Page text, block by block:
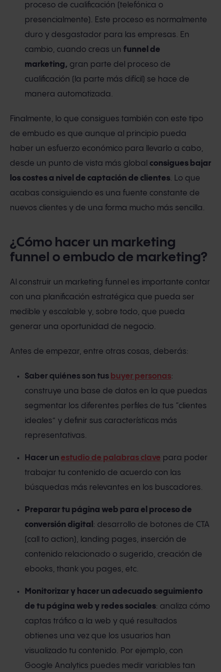
proceso de cualificación (telefónica o
presencialmente). Este proceso es normalmente
duro y desgastador para las empresas. En
cambio, cuando creas un funnel de
marketing, gran parte del proceso de
cualificación (la parte más difícil) se hace de
manera automatizada.
Finalmente, lo que consigues también con este tipo
de embudo es que aunque al principio pueda
haber un esfuerzo económico para llevarlo a cabo,
desde un punto de vista más global consigues bajar
los costes a nivel de captación de clientes. Lo que
acabas consiguiendo es una fuente constante de
nuevos clientes y de una forma mucho más sencilla.
¿Cómo hacer un marketing
funnel o embudo de marketing?
Al construir un marketing funnel es importante contar
con una planificación estratégica que pueda ser
medible y escalable y, sobre todo, que pueda
generar una oportunidad de negocio.
Antes de empezar, entre otras cosas, deberás:
Saber quiénes son tus buyer personas:
construye una base de datos en la que puedas
segmentar los diferentes perfiles de tus “clientes
ideales” y definir sus características más
representativas.
Hacer un estudio de palabras clave para poder
trabajar tu contenido de acuerdo con las
búsquedas más relevantes en los buscadores.
Preparar tu página web para el proceso de
conversión digital : desarrollo de botones de CTA
(call to action), landing pages, inserción de
contenido relacionado o sugerido, creación de
ebooks, thank you pages, etc.
Monitorizar y hacer un adecuado seguimiento
de tu página web y redes sociales: analiza cómo
captas tráfico a la web y qué resultados
obtienes una vez que los usuarios han
visualizado tu contenido. Por ejemplo, con
Google Analytics puedes medir variables tan